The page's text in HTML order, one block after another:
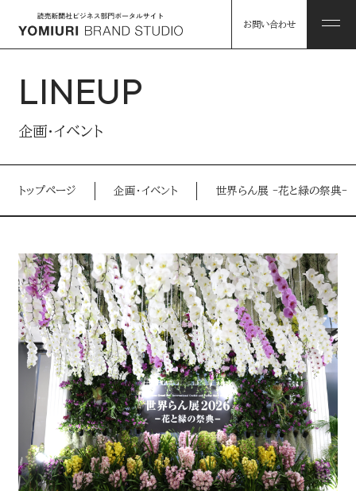
ABOUT
私たちについて トップ
コンソーシアム企業・パートナー
読売グループのリソース
HINTS
WORKS
事例
LINEUP
企画・イベント
MEDIA
媒体・広告メニュー
お問い合わせ
LINEUP
企画・イベント
トップページ 企画・イベント 世界らん展 -花と緑の祭典-